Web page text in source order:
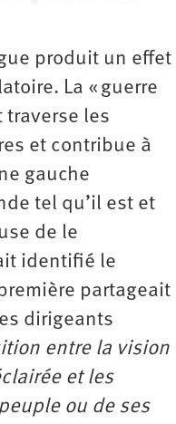
produit un effet
La « guerre
traverse les
et contribue à
gauche
tel qu’il est et
de le
identifié le
partageait
dirigeants
entre la vision
et les
ou de ses